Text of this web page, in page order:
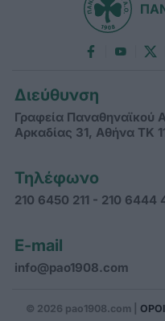
Διεύθυνση
Γραφεία Παναθηναϊκού
Αρκαδίας 31, Αθήνα ΤΚ
Τηλέφωνο
210 6450 211 - 210 6444
E-mail
info@pao1908.com
© 2026 pao1908.com |